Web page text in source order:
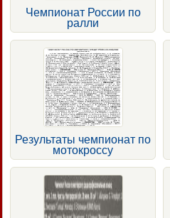
Чемпионат России по
ралли
Результаты чемпионат по
мотокроссу